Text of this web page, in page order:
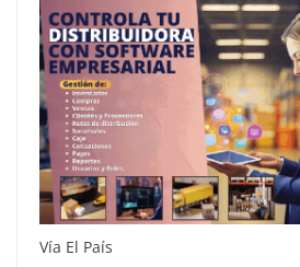
Vía El País